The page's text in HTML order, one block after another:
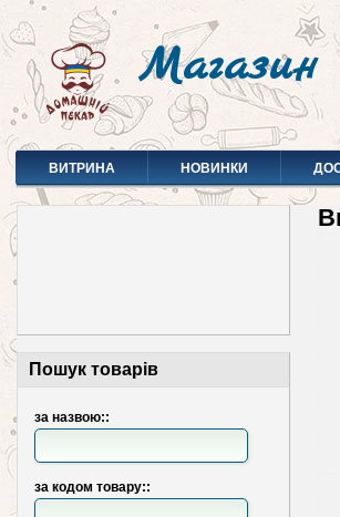
ВИТРИНА НОВИНКИ
Пошук товарів
за назвою::
за кодом товару::